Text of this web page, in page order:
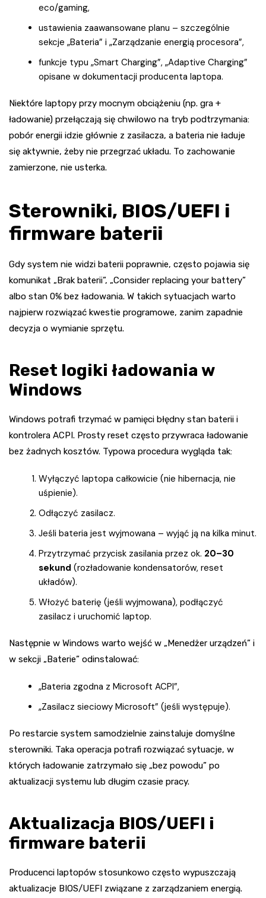
eco/gaming,
ustawienia zaawansowane planu – szczególnie
sekcje „Bateria” i „Zarządzanie energią procesora”,
funkcje typu „Smart Charging”, „Adaptive Charging”
opisane w dokumentacji producenta laptopa.
Niektóre laptopy przy mocnym obciążeniu (np. gra +
ładowanie) przełączają się chwilowo na tryb podtrzymania:
pobór energii idzie głównie z zasilacza, a bateria nie ładuje
się aktywnie, żeby nie przegrzać układu. To zachowanie
zamierzone, nie usterka.
Sterowniki, BIOS/UEFI i
firmware baterii
Gdy system nie widzi baterii poprawnie, często pojawia się
komunikat „Brak baterii”, „Consider replacing your battery”
albo stan 0% bez ładowania. W takich sytuacjach warto
najpierw rozwiązać kwestie programowe, zanim zapadnie
decyzja o wymianie sprzętu.
Reset logiki ładowania w
Windows
Windows potrafi trzymać w pamięci błędny stan baterii i
kontrolera ACPI. Prosty reset często przywraca ładowanie
bez żadnych kosztów. Typowa procedura wygląda tak:
Wyłączyć laptopa całkowicie (nie hibernacja, nie
uśpienie).
Odłączyć zasilacz.
Jeśli bateria jest wyjmowana – wyjąć ją na kilka minut.
Przytrzymać przycisk zasilania przez ok. 20–30
sekund (rozładowanie kondensatorów, reset
układów).
Włożyć baterię (jeśli wyjmowana), podłączyć
zasilacz i uruchomić laptop.
Następnie w Windows warto wejść w „Menedżer urządzeń” i
w sekcji „Baterie” odinstalować:
„Bateria zgodna z Microsoft ACPI”,
„Zasilacz sieciowy Microsoft” (jeśli występuje).
Po restarcie system samodzielnie zainstaluje domyślne
sterowniki. Taka operacja potrafi rozwiązać sytuacje, w
których ładowanie zatrzymało się „bez powodu” po
aktualizacji systemu lub długim czasie pracy.
Aktualizacja BIOS/UEFI i
firmware baterii
Producenci laptopów stosunkowo często wypuszczają
aktualizacje BIOS/UEFI związane z zarządzaniem energią.